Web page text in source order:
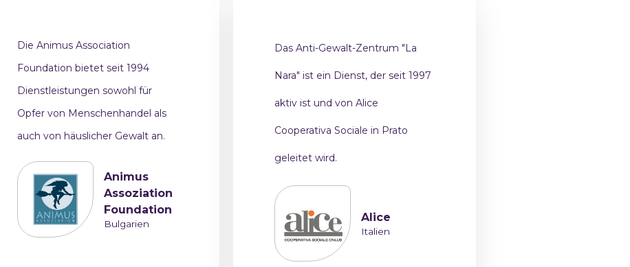
Die Animus Association
Foundation bietet seit 1994
Dienstleistungen sowohl für
Opfer von Menschenhandel als
auch von häuslicher Gewalt an.
Animus
Assoziation
Foundation
Bulgarien
Das Anti-Gewalt-Zentrum "La
Nara" ist ein Dienst, der seit 1997
aktiv ist und von Alice
Cooperativa Sociale in Prato
geleitet wird.
Alice
Italien